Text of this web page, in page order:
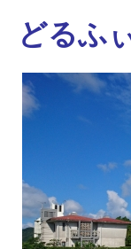
どるふ